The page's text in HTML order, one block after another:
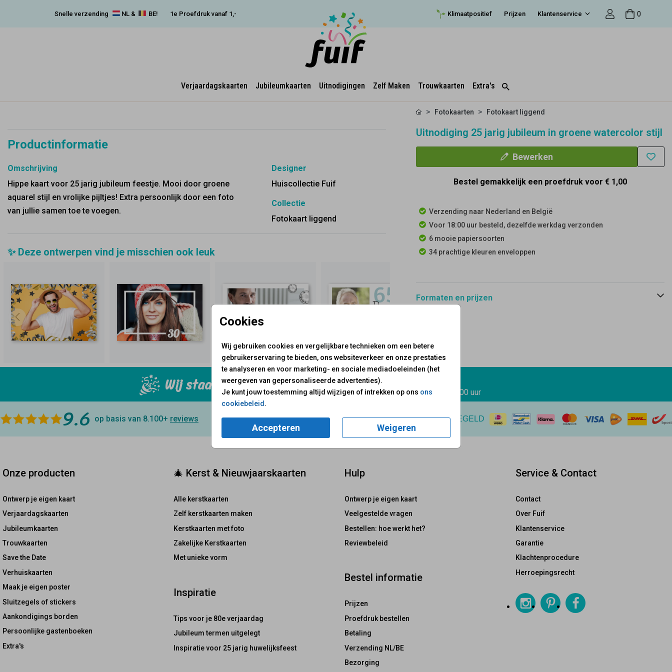
Snelle verzending NL & BE! 1e Proefdruk vanaf 1,- Klimaatpositief Prijzen Klantenservice 0
Verjaardagskaarten Jubileumkaarten Uitnodigingen Zelf Maken Trouwkaarten Extra's
Cookies
Wij gebruiken cookies en vergelijkbare technieken om een betere
gebruikerservaring te bieden, ons websiteverkeer en onze prestaties
te analyseren en voor marketing- en sociale mediadoeleinden (het
weergeven van gepersonaliseerde advertenties).
Je kunt jouw toestemming altijd wijzigen of intrekken op ons ons
cookiebeleid .
Accepteren Weigeren
Productinformatie
Omschrijving
Hippe kaart voor 25 jarig jubileum feestje. Mooi door groene
aquarel stijl en vrolijke pijltjes! Extra persoonlijk door een foto
van jullie samen toe te voegen.
Designer
Huiscollectie Fuif
Collectie
Fotokaart liggend
✨ Deze ontwerpen vind je misschien ook leuk
Fotokaarten Fotokaart liggend
Uitnodiging 25 jarig jubileum in groene watercolor stijl
Bewerken
Bestel gemakkelijk een proefdruk voor € 1,00
Verzending naar Nederland en België
Voor 18:00 uur besteld, dezelfde werkdag verzonden
6 mooie papiersoorten
34 prachtige kleuren enveloppen
Formaten en prijzen
Wij staan voor je klaar! Mail ons:
Op werkdagen van10.00 - 17.00 uur
9.6 op basis van 8.100+ reviews GOED GEREGELD
Onze producten
Ontwerp je eigen kaart
Verjaardagskaarten
Jubileumkaarten
Trouwkaarten
Save the Date
Verhuiskaarten
Maak je eigen poster
Sluitzegels of stickers
Aankondigings borden
Persoonlijke gastenboeken
Extra's
🎄 Kerst & Nieuwjaarskaarten
Alle kerstkaarten
Zelf kerstkaarten maken
Kerstkaarten met foto
Zakelijke Kerstkaarten
Met unieke vorm
Inspiratie
Tips voor je 80e verjaardag
Jubileum termen uitgelegt
Inspiratie voor 25 jarig huwelijksfeest
Hulp
Ontwerp je eigen kaart
Veelgestelde vragen
Bestellen: hoe werkt het?
Reviewbeleid
Bestel informatie
Prijzen
Proefdruk bestellen
Betaling
Verzending NL/BE
Bezorging
Service & Contact
Contact
Over Fuif
Klantenservice
Garantie
Klachtenprocedure
Herroepingsrecht